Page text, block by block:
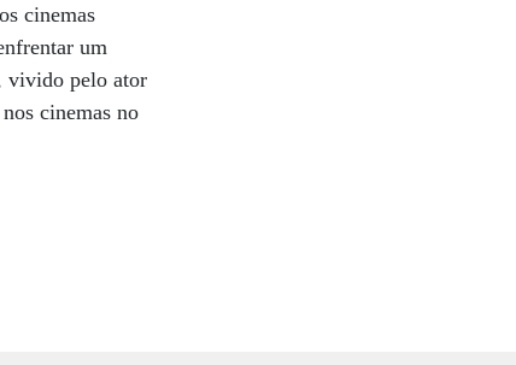
cinemas
um
vivido pelo ator
cinemas no